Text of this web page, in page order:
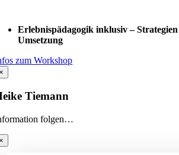
Erlebnispädagogik inklusiv –
Umsetzung
zum Workshop
Tiemann
folgen…